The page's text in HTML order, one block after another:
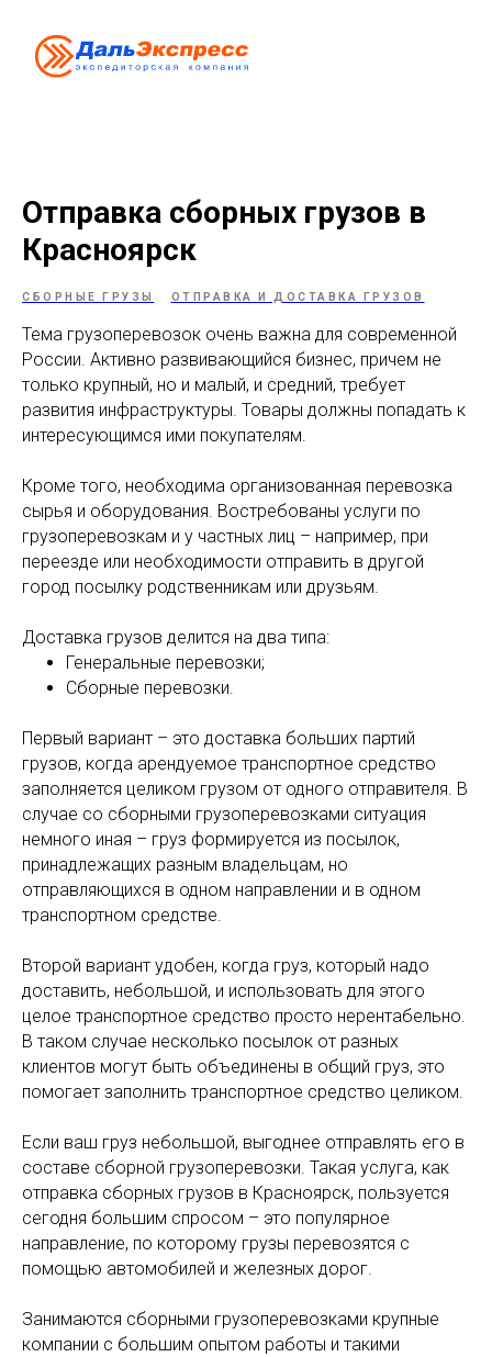
Отправка сборных грузов в
Красноярск
СБОРНЫЕ ГРУЗЫ ОТПРАВКА И ДОСТАВКА ГРУЗОВ
Тема грузоперевозок очень важна для современной
России. Активно развивающийся бизнес, причем не
только крупный, но и малый, и средний, требует
развития инфраструктуры. Товары должны попадать к
интересующимся ими покупателям.
Кроме того, необходима организованная перевозка
сырья и оборудования. Востребованы услуги по
грузоперевозкам и у частных лиц – например, при
переезде или необходимости отправить в другой
город посылку родственникам или друзьям.
Доставка грузов делится на два типа:
Генеральные перевозки;
Сборные перевозки.
Первый вариант – это доставка больших партий
грузов, когда арендуемое транспортное средство
заполняется целиком грузом от одного отправителя. В
случае со сборными грузоперевозками ситуация
немного иная – груз формируется из посылок,
принадлежащих разным владельцам, но
отправляющихся в одном направлении и в одном
транспортном средстве.
Второй вариант удобен, когда груз, который надо
доставить, небольшой, и использовать для этого
целое транспортное средство просто нерентабельно.
В таком случае несколько посылок от разных
клиентов могут быть объединены в общий груз, это
помогает заполнить транспортное средство целиком.
Если ваш груз небольшой, выгоднее отправлять его в
составе сборной грузоперевозки. Такая услуга, как
отправка сборных грузов в Красноярск, пользуется
сегодня большим спросом – это популярное
направление, по которому грузы перевозятся с
помощью автомобилей и железных дорог.
Занимаются сборными грузоперевозками крупные
компании с большим опытом работы и такими